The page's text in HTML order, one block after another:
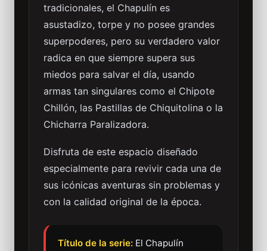
tradicionales, el Chapulín es
asustadizo, torpe y no posee grandes
superpoderes, pero su verdadero valor
radica en que siempre supera sus
miedos para salvar el día, usando
armas tan singulares como el Chipote
Chillón, las Pastillas de Chiquitolina o la
Chicharra Paralizadora.
Disfruta de este espacio diseñado
especialmente para revivir cada una de
sus icónicas aventuras sin problemas y
con la calidad original de la época.
Título de la serie:El Chapulín